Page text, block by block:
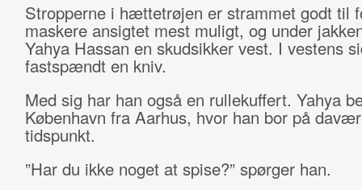
Stropperne i hættetrøjen er strammet godt til
maskere ansigtet mest muligt, og under
Yahya Hassan en skudsikker vest. I vestens
fastspændt en kniv.
Med sig har han også en rullekuffert. Yahya
København fra Aarhus, hvor han bor på
tidspunkt.
”Har du ikke noget at spise?” spørger han.